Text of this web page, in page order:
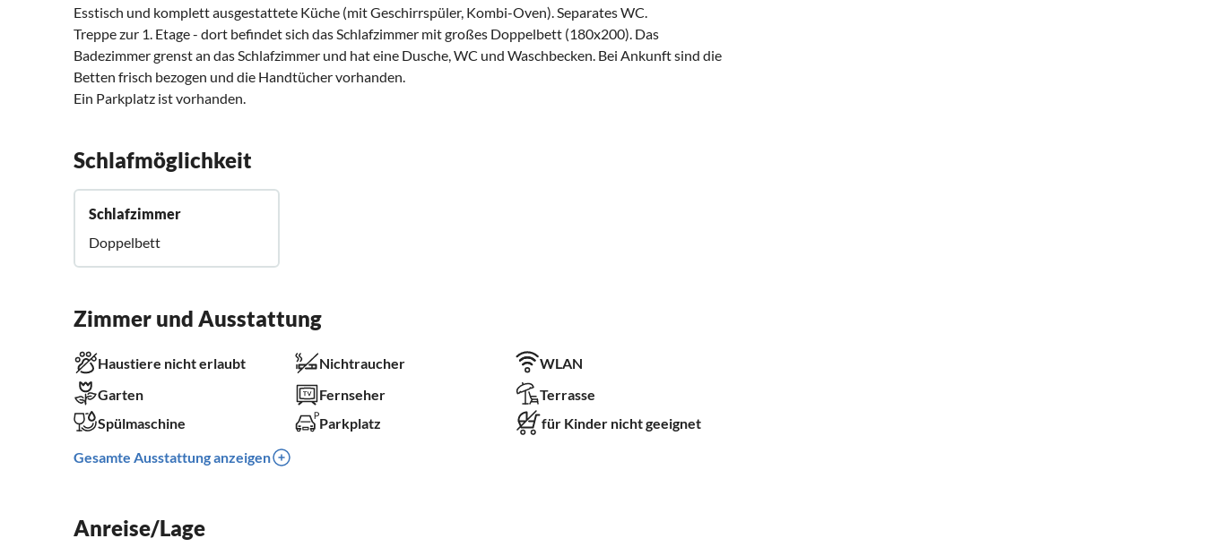
Esstisch und komplett ausgestattete Küche (mit Geschirrspüler, Kombi-Oven). Separates WC.
Treppe zur 1. Etage - dort befindet sich das Schlafzimmer mit großes Doppelbett (180x200). Das
Badezimmer grenst an das Schlafzimmer und hat eine Dusche, WC und Waschbecken. Bei Ankunft sind die
Betten frisch bezogen und die Handtücher vorhanden.
Ein Parkplatz ist vorhanden.
Schlafmöglichkeit
Schlafzimmer
Doppelbett
Zimmer und Ausstattung
Haustiere nicht erlaubt Nichtraucher
WLAN
Garten
Fernseher
Terrasse
Spülmaschine
Parkplatz
für Kinder nicht geeignet
Gesamte Ausstattung anzeigen
Anreise/Lage